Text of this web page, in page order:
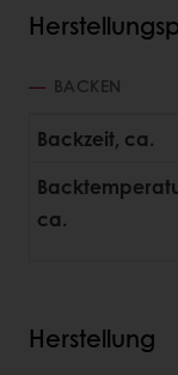
BACKEN
Backzeit, ca.
ca.
Herstellung